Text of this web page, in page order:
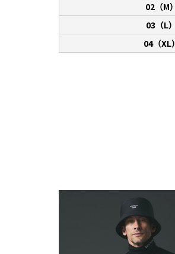
02（M）
03（L）
04（XL）